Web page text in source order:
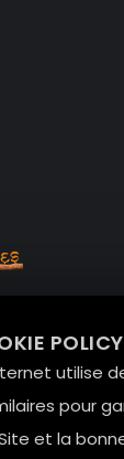
POLICY
utilise
pour
et la